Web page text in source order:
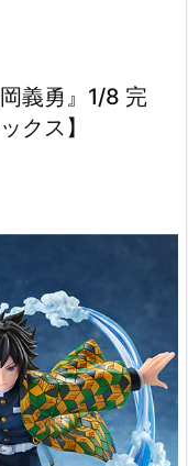
義勇』1/8 完
クス】